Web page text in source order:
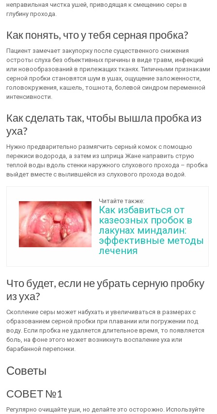
неправильная чистка ушей, приводящая к смещению серы в
глубину прохода.
Как понять, что у тебя серная пробка?
Пациент замечает закупорку после существенного снижения
остроты слуха без объективных причины в виде травм, инфекций
или новообразований в прилежащих тканях. Типичными признаками
серной пробки становятся шум в ушах, ощущение заложенности,
головокружения, кашель, тошнота, болевой синдром переменной
интенсивности.
Как сделать так, чтобы вышла пробка из
уха?
Нужно предварительно размягчить серный комок с помощью
перекиси водорода, а затем из шприца Жане направить струю
теплой воды вдоль стенки наружного слухового прохода – пробка
выйдет вместе с вылившейся из слухового прохода водой.
Читайте также:
Как избавиться от
казеозных пробок в
лакунах миндалин:
эффективные методы
лечения
Что будет, если не убрать серную пробку
из уха?
Скопление серы может набухать и увеличиваться в размерах с
образованием серной пробки при плавании или погружении под
воду. Если пробка не удаляется длительное время, то появляется
боль, на фоне этого может возникнуть воспаление уха или
барабанной перепонки.
Советы
СОВЕТ №1
Регулярно очищайте уши, но делайте это осторожно. Используйте